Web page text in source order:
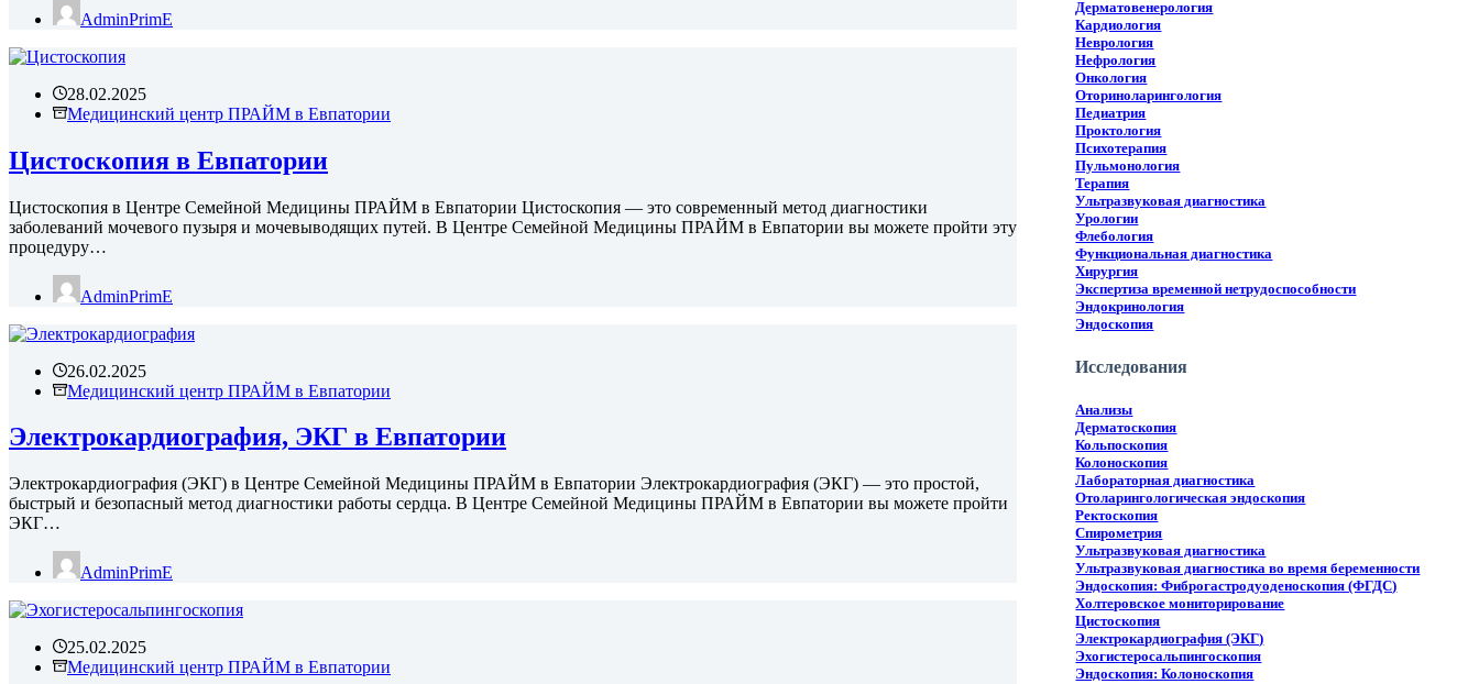
AdminPrimE
28.02.2025
Медицинский центр ПРАЙМ в Евпатории
Цистоскопия в Евпатории
Цистоскопия в Центре Семейной Медицины ПРАЙМ в Евпатории Цистоскопия — это современный метод диагностики
заболеваний мочевого пузыря и мочевыводящих путей. В Центре Семейной Медицины ПРАЙМ в Евпатории вы можете пройти эту
процедуру…
AdminPrimE
26.02.2025
Медицинский центр ПРАЙМ в Евпатории
Электрокардиография, ЭКГ в Евпатории
Электрокардиография (ЭКГ) в Центре Семейной Медицины ПРАЙМ в Евпатории Электрокардиография (ЭКГ) — это простой,
быстрый и безопасный метод диагностики работы сердца. В Центре Семейной Медицины ПРАЙМ в Евпатории вы можете пройти
ЭКГ…
AdminPrimE
25.02.2025
Медицинский центр ПРАЙМ в Евпатории
Дерматовенерология
Кардиология
Неврология
Нефрология
Онкология
Оториноларингология
Педиатрия
Проктология
Психотерапия
Пульмонология
Терапия
Ультразвуковая диагностика
Урологии
Флебология
Функциональная диагностика
Хирургия
Экспертиза временной нетрудоспособности
Эндокринология
Эндоскопия
Исследования
Анализы
Дерматоскопия
Кольпоскопия
Колоноскопия
Лабораторная диагностика
Отоларингологическая эндоскопия
Ректоскопия
Спирометрия
Ультразвуковая диагностика
Ультразвуковая диагностика во время беременности
Эндоскопия: Фиброгастродуоденоскопия (ФГДС)
Холтеровское мониторирование
Цистоскопия
Электрокардиография (ЭКГ)
Эхогистеросальпингоскопия
Эндоскопия: Колоноскопия